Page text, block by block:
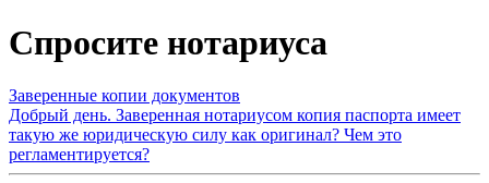
Спросите нотариуса
Заверенные копии документов
Добрый день. Заверенная нотариусом копия паспорта имеет
такую же юридическую силу как оригинал? Чем это
регламентируется?